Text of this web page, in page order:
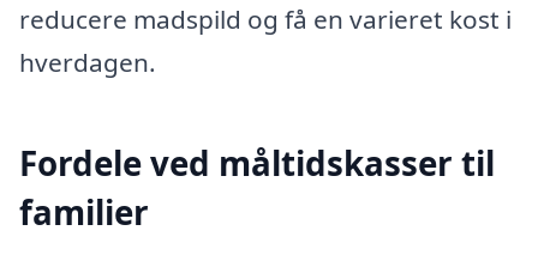
reducere madspild og få en varieret kost i
hverdagen.
Fordele ved måltidskasser til
familier